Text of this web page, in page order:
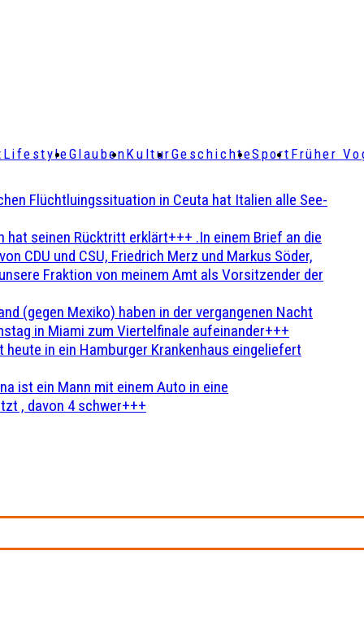
LifestyleGlaubenKulturGeschichteSport Früher
Flüchtluingssituation in Ceuta hat Italien alle See-
hat seinen Rücktritt erklärt+++ .In einem Brief an die
CDU und CSU, Friedrich Merz und Markus Söder,
Fraktion von meinem Amt als Vorsitzender der
(gegen Mexiko) haben in der vergangenen Nacht
in Miami zum Viertelfinale aufeinander+++
in ein Hamburger Krankenhaus eingeliefert
ist ein Mann mit einem Auto in eine
, davon 4 schwer+++